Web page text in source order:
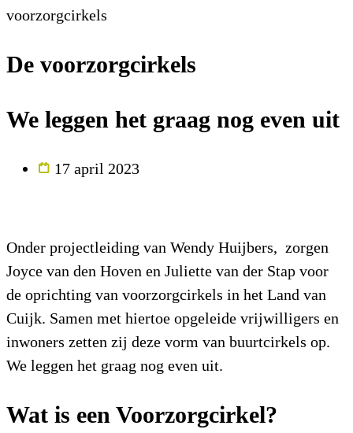
voorzorgcirkels
De voorzorgcirkels
We leggen het graag nog even uit
17 april 2023
Onder projectleiding van Wendy Huijbers, zorgen
Joyce van den Hoven en Juliette van der Stap voor
de oprichting van voorzorgcirkels in het Land van
Cuijk. Samen met hiertoe opgeleide vrijwilligers en
inwoners zetten zij deze vorm van buurtcirkels op.
We leggen het graag nog even uit.
Wat is een Voorzorgcirkel?